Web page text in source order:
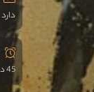
دارد
45 دقیقه